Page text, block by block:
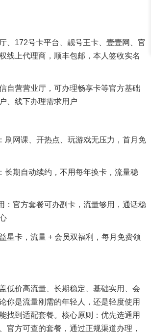
、 172号卡平台 、 靓号王卡、 壹壹网 、官
线上代理商，顺丰包邮，本人签收实名
自营营业厅，可办理畅享卡等官方基础
、线下办理需求用户
刷网课、开热点、玩游戏无压力，首月免
长期自动续约，不用每年换卡，流量稳
：官方套餐可办副卡，流量够用，通话稳
星卡，流量 + 会员双福利，每月免费领
低价高流量、长期稳定、基础实用、会
你是流量刚需的年轻人，还是轻度使用
找到适配套餐。核心原则：优先选通用
官方可查的套餐，通过正规渠道办理，